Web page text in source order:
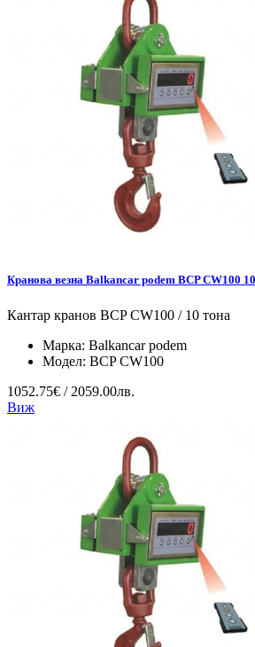
Кранова везна Balkancar podem BCP CW100
Кантар кранов BCP CW100 / 10 тона
Марка: Balkancar podem
Модел: BCP CW100
1052.75€ / 2059.00лв.
Виж